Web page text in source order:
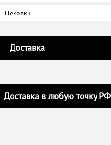
Цековки
Доставка
Доставка в любую точку РФ